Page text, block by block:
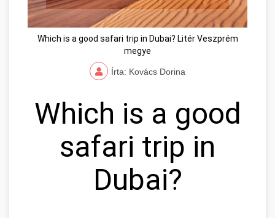
Which is a good safari trip in Dubai? Litér Veszprém
megye
Írta: Kovács Dorina
Which is a good
safari trip in
Dubai?